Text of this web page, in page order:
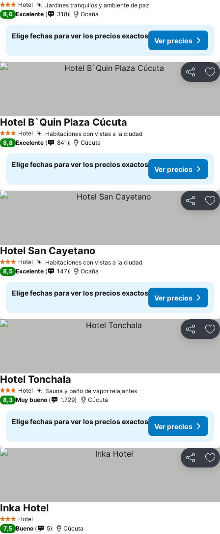
3 Estrellas
Hotel Jardines tranquilos y ambiente de paz
8,6 Excelente 318 Ocaña
Elige fechas para ver los precios exactos
Ver precios
Compartir
3 Estrellas
Hotel Habitaciones con vistas a la ciudad
Hotel B`Quin Plaza Cúcuta
8,8 Excelente 841 Cúcuta
Elige fechas para ver los precios exactos
Ver precios
Compartir
3 Estrellas
Hotel Habitaciones con vistas a la ciudad
Hotel San Cayetano
8,5 Excelente 147 Ocaña
Elige fechas para ver los precios exactos
Ver precios
Compartir
3 Estrellas
Hotel Sauna y baño de vapor relajantes
Hotel Tonchala
8,3 Muy bueno 1.729 Cúcuta
Elige fechas para ver los precios exactos
Ver precios
Compartir
3 Estrellas
Hotel
Inka Hotel
7,5 Bueno 5 Cúcuta